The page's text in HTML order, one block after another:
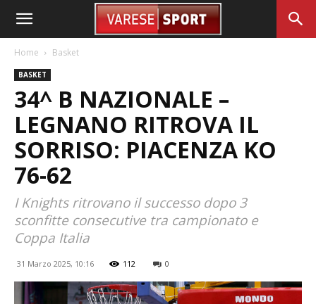
Home Basket
BASKET
34^ B NAZIONALE –
LEGNANO RITROVA IL
SORRISO: PIACENZA KO
76-62
I Knights ritrovano il successo dopo 3
sconfitte consecutive tra campionato e
Coppa Italia
31 Marzo 2025, 10:16 112 0